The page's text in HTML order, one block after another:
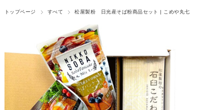
トップページ すべて 松屋製粉 日光産そば粉商品セット | こめや丸七